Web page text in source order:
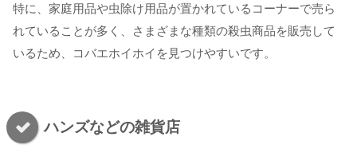
特に、家庭用品や虫除け用品が置かれているコーナーで売ら
れていることが多く、さまざまな種類の殺虫商品を販売して
いるため、コバエホイホイを見つけやすいです。
ハンズなどの雑貨店